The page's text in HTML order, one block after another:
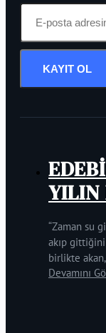
KAYIT OL
YILIN
“Zaman su
akıp
birlikte akan,
Devamını